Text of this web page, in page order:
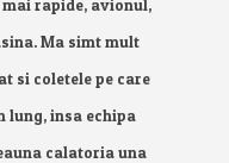
rapide, avionul,
Ma simt mult
si coletele pe care
lung, insa echipa
calatoria una